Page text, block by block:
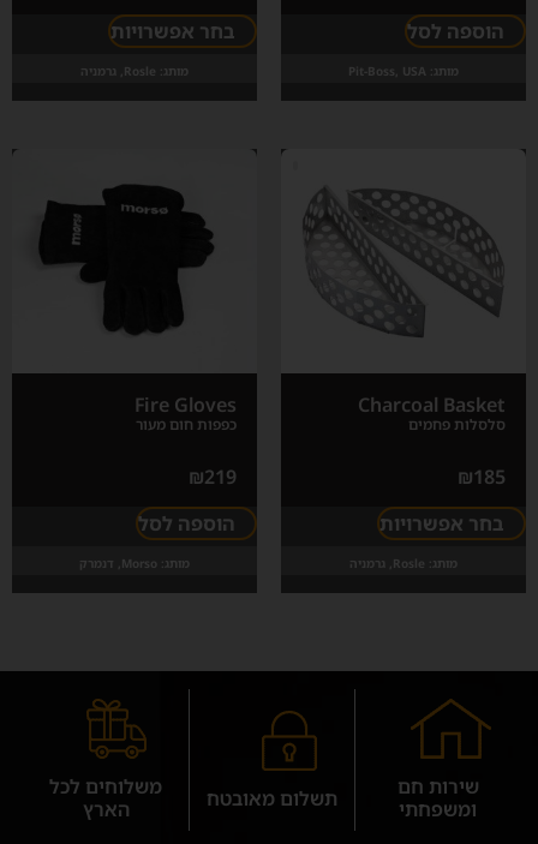
הוספה לסל
מותג: Pit-Boss, USA
בחר אפשרויות
מותג: Rosle, גרמניה
Charcoal Basket
סלסלות פחמים
₪185
בחר אפשרויות
מותג: Rosle, גרמניה
Fire Gloves
כפפות חום מעור
₪219
הוספה לסל
מותג: Morso, דנמרק
שירות חם
ומשפחתי
תשלום מאובטח
משלוחים לכל
הארץ